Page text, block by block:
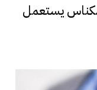
يستعمل